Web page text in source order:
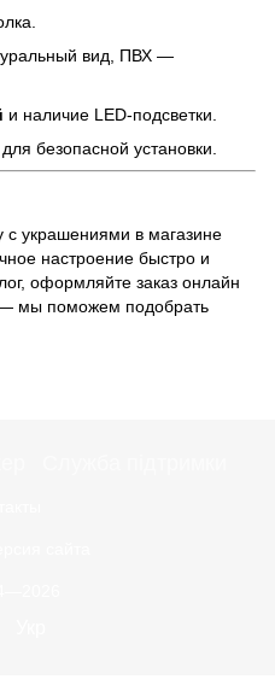
вид, ПВХ —
и наличие LED-подсветки.
для безопасной установки.
с украшениями в магазине
настроение быстро и
оформляйте заказ онлайн
— мы поможем подобрать